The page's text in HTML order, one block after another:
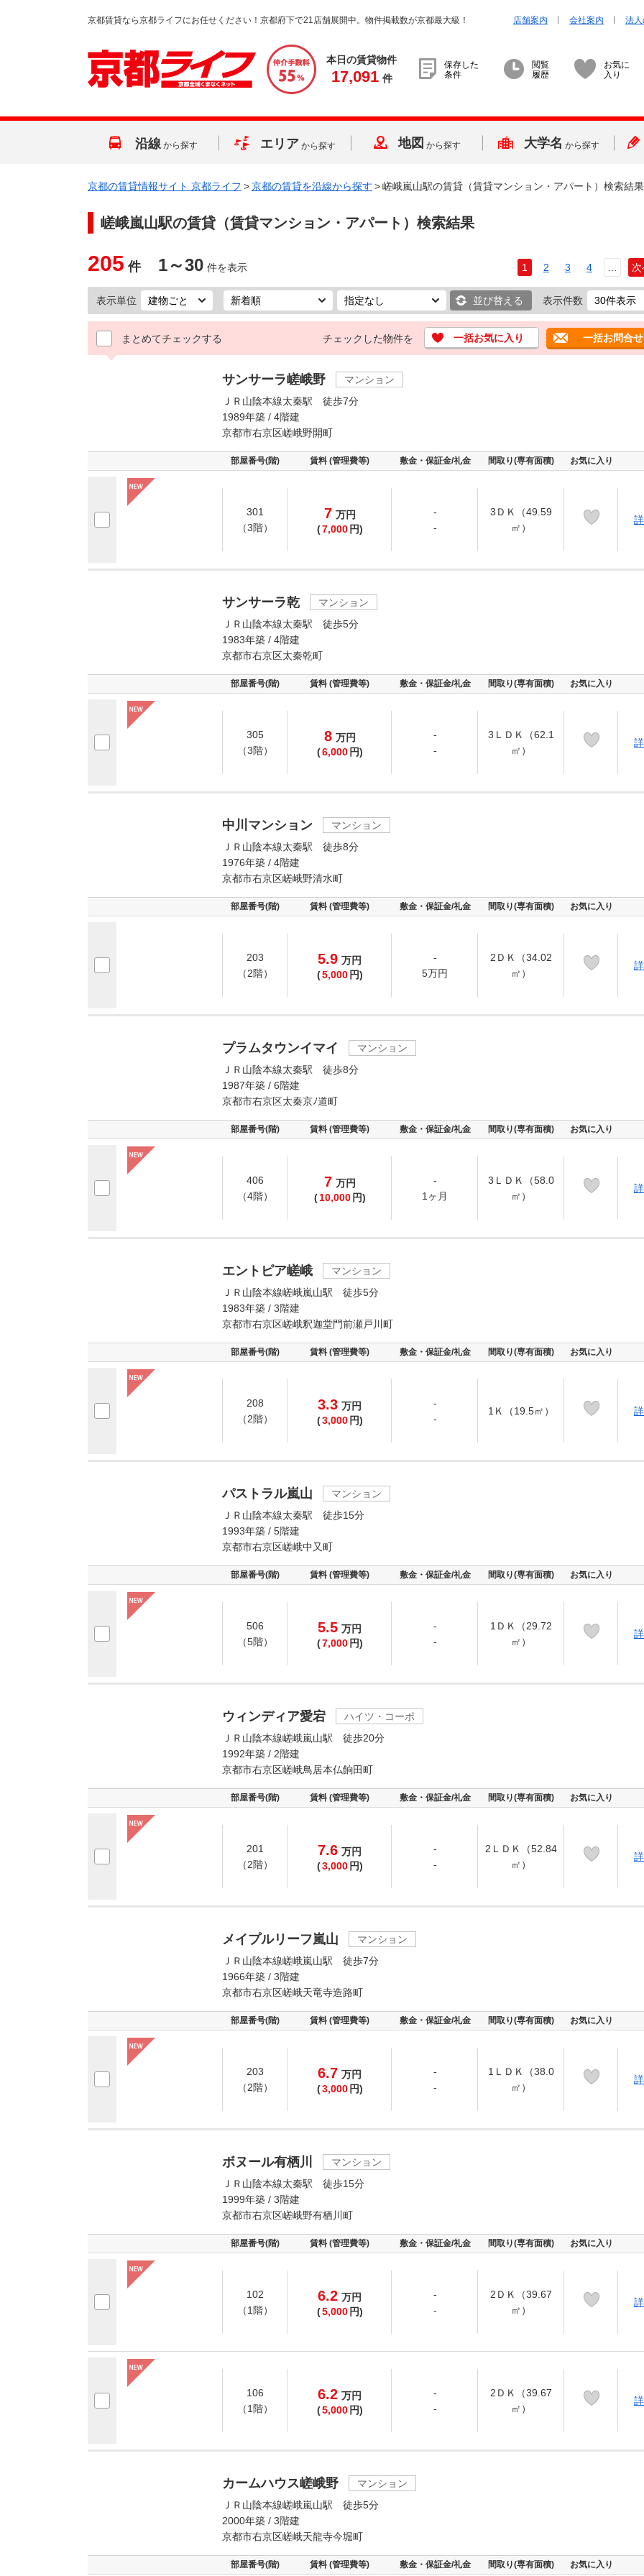
京都賃貸なら京都ライフにお任せください！京都府下で21店舗展開中。物件掲載数が京都最大級！ 店舗案内 会社案内 法
本日の賃貸物件
17,091 件
保存した
条件
閲覧
履歴
お気に
入り
沿線 から探す エリア から探す 地図 から探す 大学名 から探す
京都の賃貸情報サイト 京都ライフ >京都の賃貸を沿線から探す >嵯峨嵐山駅の賃貸（賃貸マンション・アパート）検索結果
嵯峨嵐山駅の賃貸（賃貸マンション・アパート）検索結果
205 件 1～30 件を表示 1 2 3 4
表示単位 並び替える 表示件数
まとめてチェックする チェックした物件を 一括お気に入り 一括お問合せ
サンサーラ嵯峨野
マンション
ＪＲ山陰本線太秦駅 徒歩7分
1989年築 / 4階建
京都市右京区嵯峨野開町
部屋番号(階) 賃料 (管理費等) 敷金・保証金/礼金 間取り(専有面積) お気に入り
301
（3階）
7 万円
(7,000 円)
-
-
3ＤＫ（49.59
㎡）
サンサーラ乾
マンション
ＪＲ山陰本線太秦駅 徒歩5分
1983年築 / 4階建
京都市右京区太秦乾町
部屋番号(階) 賃料 (管理費等) 敷金・保証金/礼金 間取り(専有面積) お気に入り
305
（3階）
8 万円
(6,000 円)
-
-
3ＬＤＫ（62.1
㎡）
中川マンション
マンション
ＪＲ山陰本線太秦駅 徒歩8分
1976年築 / 4階建
京都市右京区嵯峨野清水町
部屋番号(階) 賃料 (管理費等) 敷金・保証金/礼金 間取り(専有面積) お気に入り
203
（2階）
5.9 万円
(5,000 円)
-
5万円
2ＤＫ（34.02
㎡）
プラムタウンイマイ
マンション
ＪＲ山陰本線太秦駅 徒歩8分
1987年築 / 6階建
京都市右京区太秦京ﾉ道町
部屋番号(階) 賃料 (管理費等) 敷金・保証金/礼金 間取り(専有面積) お気に入り
406
（4階）
7 万円
( 10,000 円)
-
1ヶ月
3ＬＤＫ（58.0
㎡）
エントピア嵯峨
マンション
ＪＲ山陰本線嵯峨嵐山駅 徒歩5分
1983年築 / 3階建
京都市右京区嵯峨釈迦堂門前瀬戸川町
部屋番号(階) 賃料 (管理費等) 敷金・保証金/礼金 間取り(専有面積) お気に入り
208
（2階）
3.3 万円
(3,000 円)
-
-
1Ｋ（19.5㎡）
パストラル嵐山
マンション
ＪＲ山陰本線太秦駅 徒歩15分
1993年築 / 5階建
京都市右京区嵯峨中又町
部屋番号(階) 賃料 (管理費等) 敷金・保証金/礼金 間取り(専有面積) お気に入り
506
（5階）
5.5 万円
(7,000 円)
-
-
1ＤＫ（29.72
㎡）
ウィンディア愛宕
ハイツ・コーポ
ＪＲ山陰本線嵯峨嵐山駅 徒歩20分
1992年築 / 2階建
京都市右京区嵯峨鳥居本仏餉田町
部屋番号(階) 賃料 (管理費等) 敷金・保証金/礼金 間取り(専有面積) お気に入り
201
（2階）
7.6 万円
(3,000 円)
-
-
2ＬＤＫ（52.84
㎡）
メイプルリーフ嵐山
マンション
ＪＲ山陰本線嵯峨嵐山駅 徒歩7分
1966年築 / 3階建
京都市右京区嵯峨天竜寺造路町
部屋番号(階) 賃料 (管理費等) 敷金・保証金/礼金 間取り(専有面積) お気に入り
203
（2階）
6.7 万円
(3,000 円)
-
-
1ＬＤＫ（38.0
㎡）
ボヌール有栖川
マンション
ＪＲ山陰本線太秦駅 徒歩15分
1999年築 / 3階建
京都市右京区嵯峨野有栖川町
部屋番号(階) 賃料 (管理費等) 敷金・保証金/礼金 間取り(専有面積) お気に入り
102
（1階）
6.2 万円
(5,000 円)
-
-
2ＤＫ（39.67
㎡）
106
（1階）
6.2 万円
(5,000 円)
-
-
2ＤＫ（39.67
㎡）
カームハウス嵯峨野
マンション
ＪＲ山陰本線嵯峨嵐山駅 徒歩5分
2000年築 / 3階建
京都市右京区嵯峨天龍寺今堀町
部屋番号(階) 賃料 (管理費等) 敷金・保証金/礼金 間取り(専有面積) お気に入り